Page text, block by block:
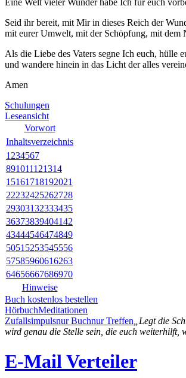
Eine Welt vieler Wunder habe Ich für euch
Seid ihr bereit, mit Mir in dieses Reich der
mit eurer Umwelt, mit der Schöpfung, mit dem
Als die Liebe des Vaters segne Ich euch,
und wandere hinein in das Licht der alles
Amen
Schulungen
Leseansicht
Vorwort
Inhaltsverzeichnis
1 234567
891011121314
15161718192021
22232425262728
29303132333435
36373839404142
43444546474849
5051 5253545556
57585960616263
64656667686970
Hinweise
Buch kostenlos bestellen
HörbuchMeditationen
Zufallsimpulsnur Buchnur Treffen „Legt die
wird genau die Stelle sein, die euch weiterhilft,
E-Mail Verteiler